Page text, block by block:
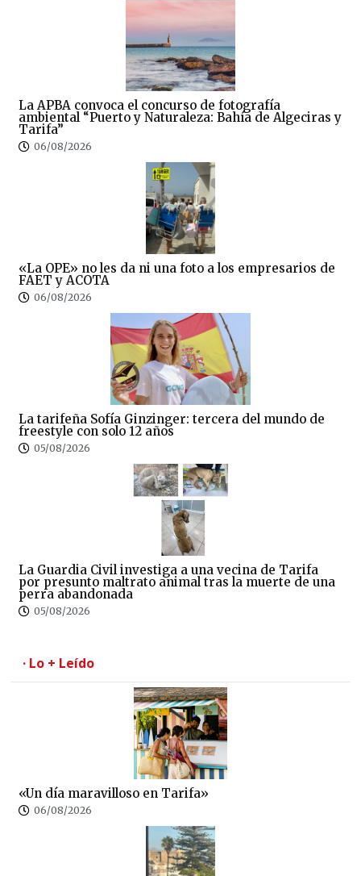
La APBA convoca el concurso de fotografía
ambiental “Puerto y Naturaleza: Bahía de Algeciras y
Tarifa”
06/08/2026
«La OPE» no les da ni una foto a los empresarios de
FAET y ACOTA
06/08/2026
La tarifeña Sofía Ginzinger: tercera del mundo de
freestyle con solo 12 años
05/08/2026
La Guardia Civil investiga a una vecina de Tarifa
por presunto maltrato animal tras la muerte de una
perra abandonada
05/08/2026
· Lo + Leído
«Un día maravilloso en Tarifa»
06/08/2026